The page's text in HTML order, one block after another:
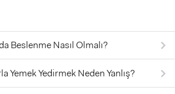
Beslenme Nasıl Olmalı?
Yemek Yedirmek Neden Yanlış?